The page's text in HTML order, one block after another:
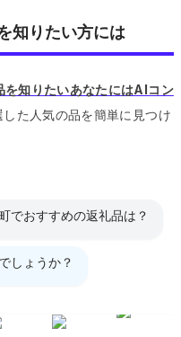
知りたい方には
を知りたいあなたにはAIコン
した人気の品を簡単に見つけ
でおすすめの返礼品は？
しょうか？